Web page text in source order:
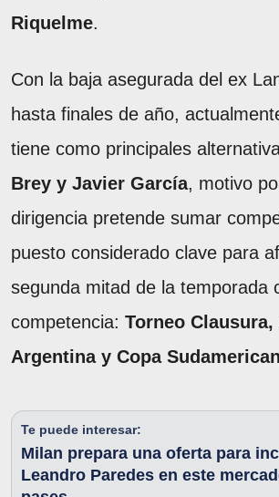
Riquelme.
Con la baja asegurada del ex
hasta finales de año,
tiene como principales
Brey y Javier García, motivo
dirigencia pretende sumar
puesto considerado clave para
segunda mitad de la temporada
competencia: Torneo Clausura,
Argentina y Copa
Te puede interesar:
Milan prepara una oferta para
Leandro Paredes en este